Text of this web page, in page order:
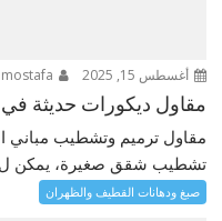
أغسطس 15, 2025
مقاول ديكورات حديثة في القطيف
مقاول ترميم وتشطيب مباني
تشطيب شقق صغيرة، يمكن ل
صبغ ودهانات القطيف والظهران